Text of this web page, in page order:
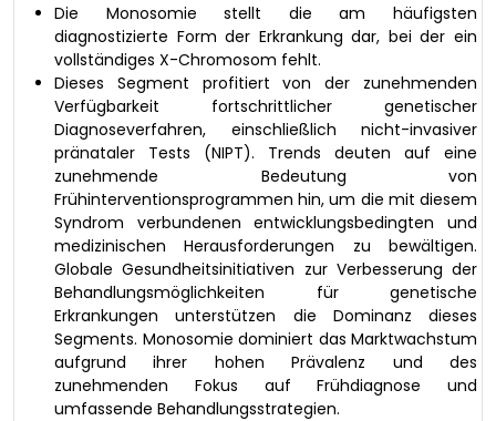
Die Monosomie stellt die am häufigsten
diagnostizierte Form der Erkrankung dar, bei der ein
vollständiges X-Chromosom fehlt.
Dieses Segment profitiert von der zunehmenden
Verfügbarkeit fortschrittlicher genetischer
Diagnoseverfahren, einschließlich nicht-invasiver
pränataler Tests (NIPT). Trends deuten auf eine
zunehmende Bedeutung von
Frühinterventionsprogrammen hin, um die mit diesem
Syndrom verbundenen entwicklungsbedingten und
medizinischen Herausforderungen zu bewältigen.
Globale Gesundheitsinitiativen zur Verbesserung der
Behandlungsmöglichkeiten für genetische
Erkrankungen unterstützen die Dominanz dieses
Segments. Monosomie dominiert das Marktwachstum
aufgrund ihrer hohen Prävalenz und des
zunehmenden Fokus auf Frühdiagnose und
umfassende Behandlungsstrategien.